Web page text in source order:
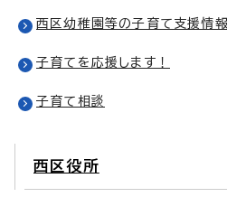
西区幼稚園等の子育て支援情報
子育てを応援します！
子育て相談
西区役所